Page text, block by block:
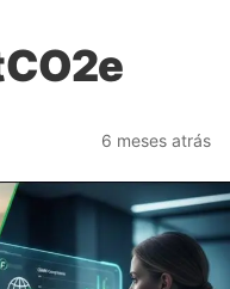
6 meses atrás